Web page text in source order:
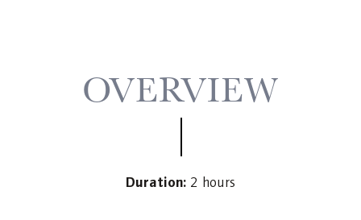
OVERVIEW
Duration: 2 hours